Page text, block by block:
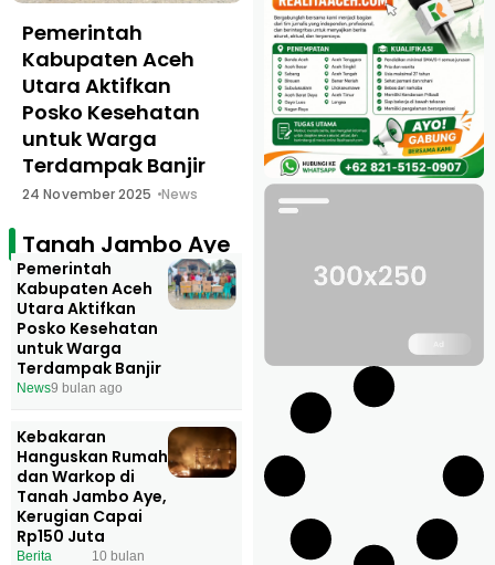
Pemerintah
Kabupaten Aceh
Utara Aktifkan
Posko Kesehatan
untuk Warga
Terdampak Banjir
24 November 2025 News
Kebakaran
Hanguskan Rumah
dan Warkop di
Tanah Jambo Aye,
Kerugian Capai
Rp150 Juta
Berita Utama
Tanah Jambo Aye
Pemerintah
Kabupaten Aceh
Utara Aktifkan
Posko Kesehatan
untuk Warga
Terdampak Banjir
News9 bulan ago
Kebakaran
Hanguskan Rumah
dan Warkop di
Tanah Jambo Aye,
Kerugian Capai
Rp150 Juta
Berita
10 bulan